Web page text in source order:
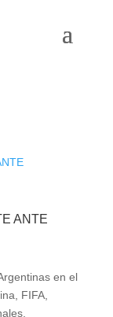
ANTE
en el
FIFA,
,